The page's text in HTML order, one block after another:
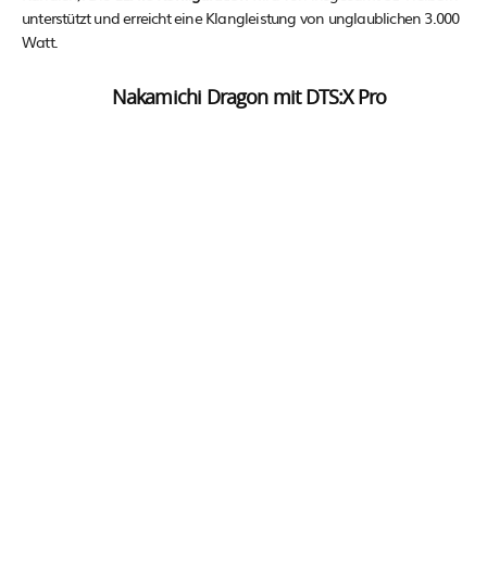
unterstützt und erreicht eine Klangleistung von unglaublichen 3.000
Watt.
Nakamichi Dragon mit DTS:X Pro